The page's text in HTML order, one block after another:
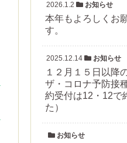
2026.1.2 お知らせ
本年もよろしくお
す。
2025.12.14 お知らせ
１２月１５日以降
ザ・コロナ予防接
約受付は12・12で
た）
お知らせ